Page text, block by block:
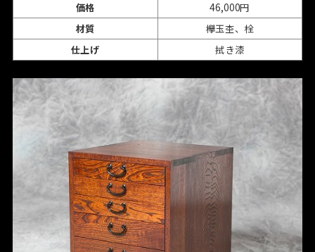
価格
46,000円
材質
欅玉杢、栓
仕上げ
拭き漆